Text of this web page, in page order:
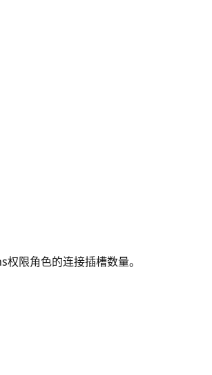
限角色的连接插槽数量。